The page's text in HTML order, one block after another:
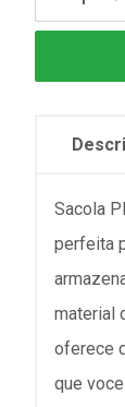
Sacola
perfeita
material
oferece
que